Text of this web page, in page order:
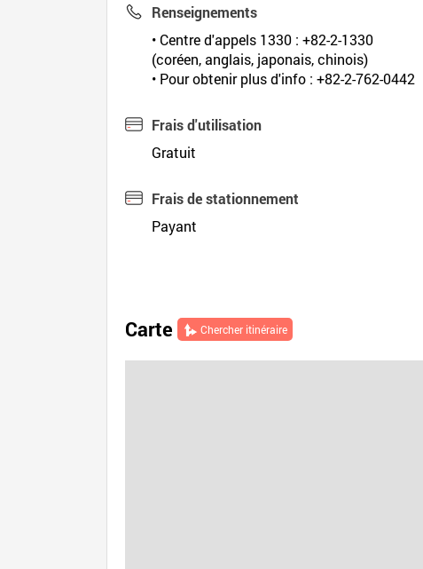
Renseignements
• Centre d'appels 1330 : +82-2-1330
(coréen, anglais, japonais, chinois)
• Pour obtenir plus d'info : +82-2-762-0442
Frais d'utilisation
Gratuit
Frais de stationnement
Payant
Carte Chercher itinéraire